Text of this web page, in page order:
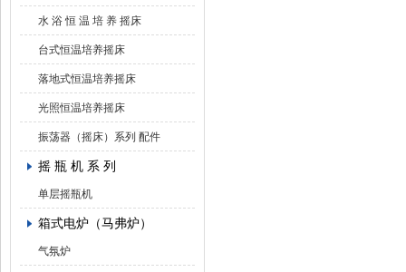
水 浴 恒 温 培 养 摇床
台式恒温培养摇床
落地式恒温培养摇床
光照恒温培养摇床
振荡器（摇床）系列 配件
摇 瓶 机 系 列
单层摇瓶机
箱式电炉（马弗炉）
气氛炉